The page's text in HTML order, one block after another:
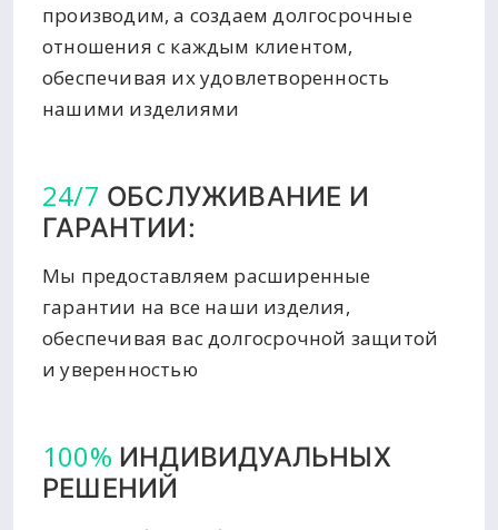
производим, а создаем долгосрочные
отношения с каждым клиентом,
обеспечивая их удовлетворенность
нашими изделиями
24/7 ОБСЛУЖИВАНИЕ И
ГАРАНТИИ:
Мы предоставляем расширенные
гарантии на все наши изделия,
обеспечивая вас долгосрочной защитой
и уверенностью
100% ИНДИВИДУАЛЬНЫХ
РЕШЕНИЙ